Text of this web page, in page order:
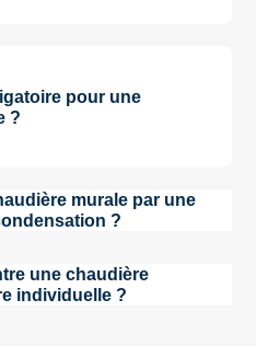
pour une
?
murale par une
?
une chaudière
individuelle ?